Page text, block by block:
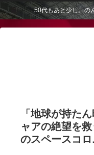
50代もあと少し。の
「地球が持た
ャアの絶望を
のスペースコロ